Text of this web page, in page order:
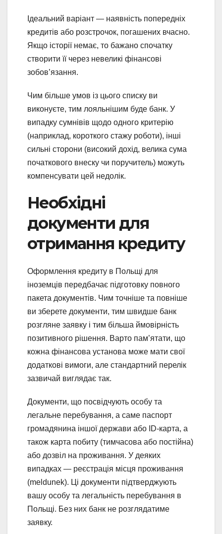
Ідеальний варіант — наявність попередніх
кредитів або розстрочок, погашених вчасно.
Якщо історії немає, то бажано спочатку
створити її через невеликі фінансові
зобов’язання.
Чим більше умов із цього списку ви
виконуєте, тим лояльнішим буде банк. У
випадку сумнівів щодо одного критерію
(наприклад, короткого стажу роботи), інші
сильні сторони (високий дохід, велика сума
початкового внеску чи поручитель) можуть
компенсувати цей недолік.
Необхідні
документи для
отримання кредиту
Оформлення кредиту в Польщі для
іноземців передбачає підготовку повного
пакета документів. Чим точніше та повніше
ви зберете документи, тим швидше банк
розгляне заявку і тим більша ймовірність
позитивного рішення. Варто пам’ятати, що
кожна фінансова установа може мати свої
додаткові вимоги, але стандартний перелік
зазвичай виглядає так.
Документи, що посвідчують особу та
легальне перебування, а саме паспорт
громадянина іншої держави або ID-карта, а
також карта побиту (тимчасова або постійна)
або дозвіл на проживання. У деяких
випадках — реєстрація місця проживання
(meldunek). Ці документи підтверджують
вашу особу та легальність перебування в
Польщі. Без них банк не розглядатиме
заявку.